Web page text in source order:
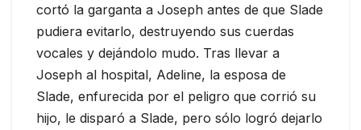
cortó la garganta a Joseph antes de que Slade
pudiera evitarlo, destruyendo sus cuerdas
vocales y dejándolo mudo. Tras llevar a
Joseph al hospital, Adeline, la esposa de
Slade, enfurecida por el peligro que corrió su
hijo, le disparó a Slade, pero sólo logró dejarlo